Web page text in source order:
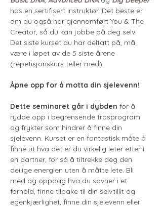
hos en sertifisert instruktør. Det beste er
om du også har gjennomført You & The
Creator, så du kan jobbe på deg selv.
Det siste kurset du har deltatt på, må
være i løpet av de 5 siste årene
(repetisjonskurs teller med).
Åpne opp for å motta din sjelevenn!
​​Dette seminaret går i dybden for å
rydde opp i begrensende trosprogram
og frykter som hindrer å finne din
sjelevenn. Kurset er en fantastisk måte å
finne ut hva det er du virkelig leter etter i
en partner, for så å tiltrekke deg den
deilige energien uten å måtte lete. Bli
med og oppdag hva du savner i et
forhold, finne tilbake til din selvtillit og
egenkjærlighet, finne din sjelevenn eller